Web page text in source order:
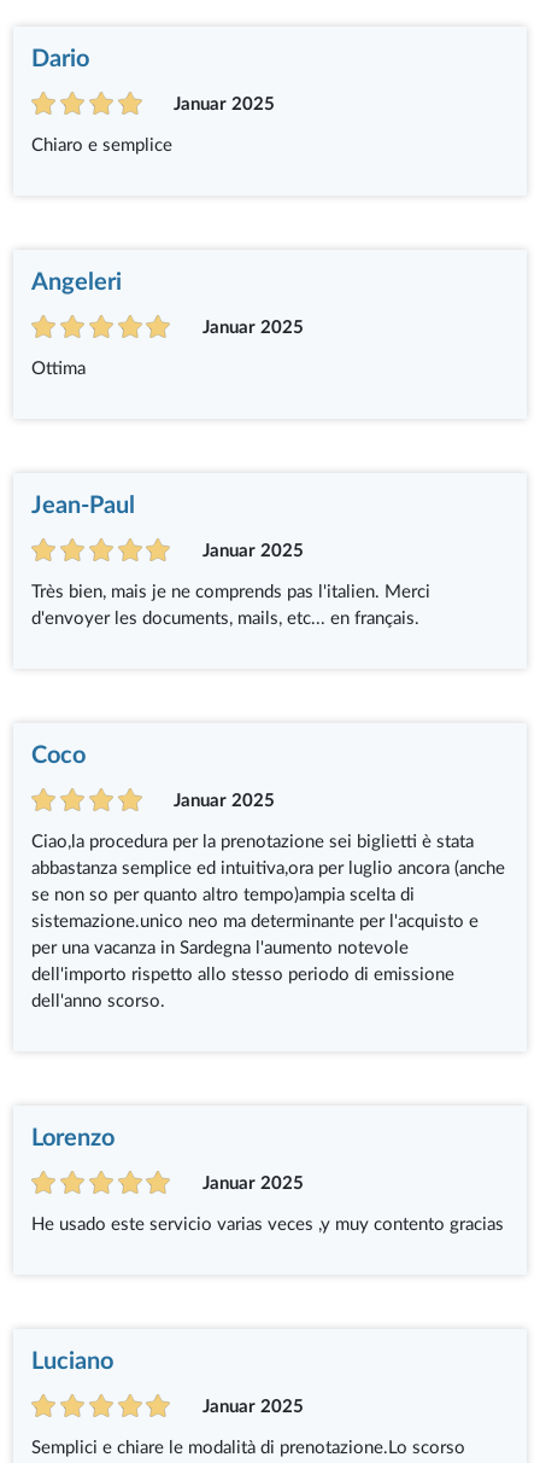
Dario
Januar 2025
Chiaro e semplice
Angeleri
Januar 2025
Ottima
Jean-Paul
Januar 2025
Très bien, mais je ne comprends pas l'italien. Merci
d'envoyer les documents, mails, etc... en français.
Coco
Januar 2025
Ciao,la procedura per la prenotazione sei biglietti è stata
abbastanza semplice ed intuitiva,ora per luglio ancora (anche
se non so per quanto altro tempo)ampia scelta di
sistemazione.unico neo ma determinante per l'acquisto e
per una vacanza in Sardegna l'aumento notevole
dell'importo rispetto allo stesso periodo di emissione
dell'anno scorso.
Lorenzo
Januar 2025
He usado este servicio varias veces ,y muy contento gracias
Luciano
Januar 2025
Semplici e chiare le modalità di prenotazione.Lo scorso